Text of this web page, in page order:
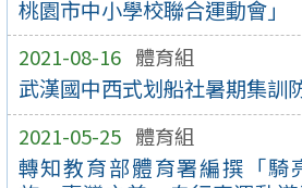
桃園市中小學校聯合運動會」
2021-08-16 體育組
武漢國中西式划船社暑期集訓
2021-05-25 體育組
轉知教育部體育署編撰「